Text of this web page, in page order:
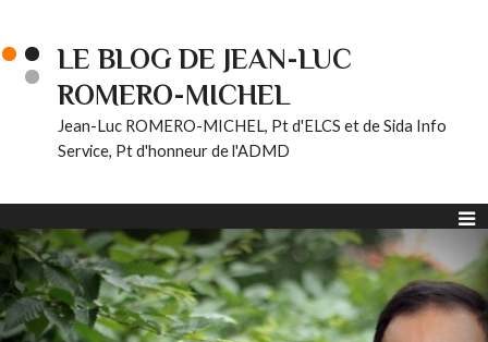
LE BLOG DE JEAN-LUC
ROMERO-MICHEL
Jean-Luc ROMERO-MICHEL, Pt d'ELCS et de Sida Info
Service, Pt d'honneur de l'ADMD